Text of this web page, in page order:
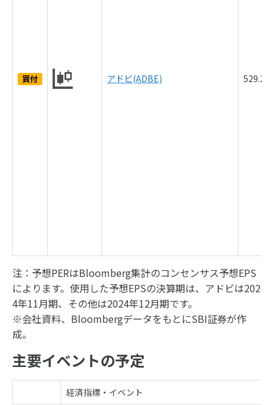
買付 アドビ(ADBE) 529.29
注：予想PERはBloomberg集計のコンセンサス予想EPS
によります。使用した予想EPSの決算期は、アドビは202
4年11月期、その他は2024年12月期です。
※会社資料、BloombergデータをもとにSBI証券が作
成。
主要イベントの予定
経済指標・イベント